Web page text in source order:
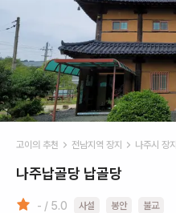
고이의 추천 전남지역 장지 나주시 장지
나주납골당 납골당
- / 5.0 사설 봉안 불교